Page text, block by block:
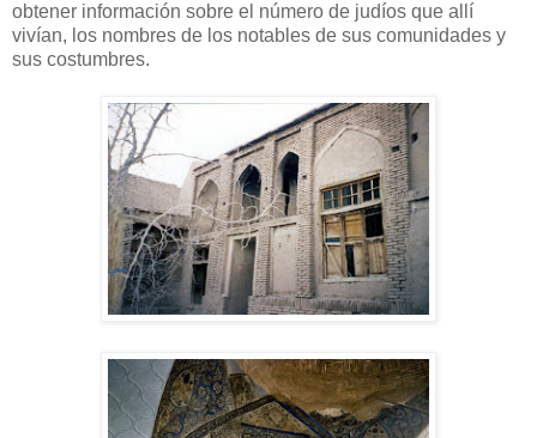
obtener información sobre el número de judíos que allí
vivían, los nombres de los notables de sus comunidades y
sus costumbres.